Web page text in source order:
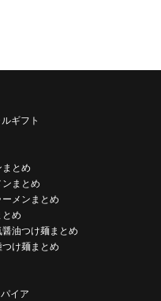
ギフト
まとめ
ンまとめ
ーメンまとめ
とめ
醤油つけ麺まとめ
け麺まとめ
イア